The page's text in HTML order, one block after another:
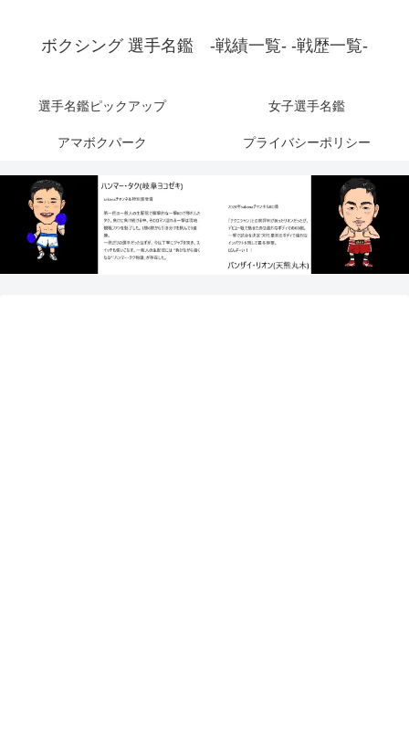
ボクシング 選手名鑑 -戦績一覧- -戦歴一覧-
選手名鑑ピックアップ 女子選手名鑑
アマボクパーク プライバシーポリシー